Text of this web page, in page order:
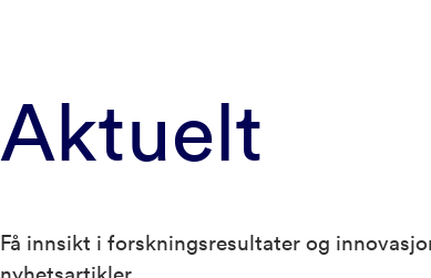
Aktuelt
Få innsikt i forskningsresultater og